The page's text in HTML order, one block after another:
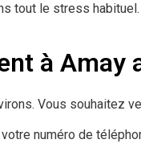
tout le stress habituel.
à Amay
Vous souhaitez
votre numéro de